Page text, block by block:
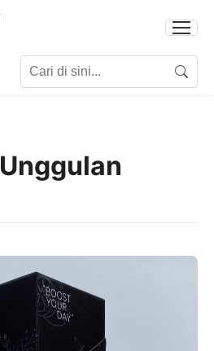
Search
Unggulan